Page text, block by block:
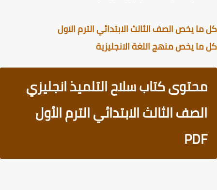
يخص الصف الثالث الابتدائي الترم الاول
يخص منهج اللغة الانجليزية
محتوى كتاب سلاح التلميذ انجليزي
الصف الثالث الابتدائي الترم الأول
PDF